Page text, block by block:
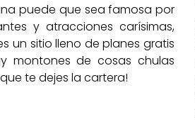
puede que sea famosa por
y atracciones carísimas,
un sitio lleno de planes gratis
montones de cosas chulas
te dejes la cartera!